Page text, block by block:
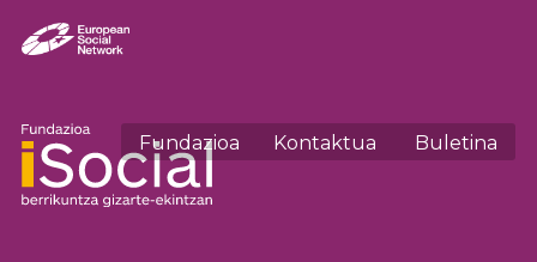
Fundazioa Kontaktua Buletina